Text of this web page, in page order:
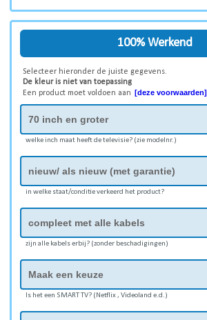
100% Werkend
Selecteer hieronder de juiste gegevens.
De kleur is niet van toepassing
Een product moet voldoen aan [deze voorwaarden]
welke inch maat heeft de televisie? (zie modelnr.)
in welke staat/conditie verkeerd het product?
zijn alle kabels erbij? (zonder beschadigingen)
Is het een SMART TV? (Netflix , Videoland e.d.)